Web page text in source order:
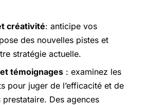
créativité: anticipe vos
des nouvelles pistes et
stratégie actuelle.
témoignages : examinez les
pour juger de l’efficacité et de
Des agences